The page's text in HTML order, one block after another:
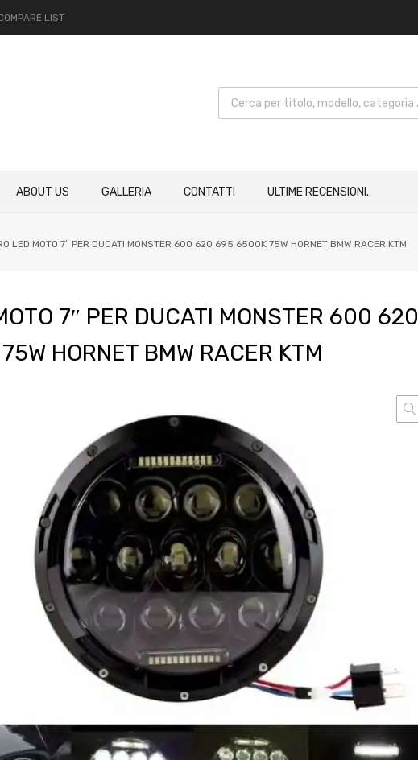
LIST
ABOUT US GALLERIA CONTATTI ULTIME RECENSIONI.
LED MOTO 7″ PER DUCATI MONSTER 600 620 695 6500K 75W HORNET BMW RACER KTM
7″ PER DUCATI MONSTER 600 620
HORNET BMW RACER KTM